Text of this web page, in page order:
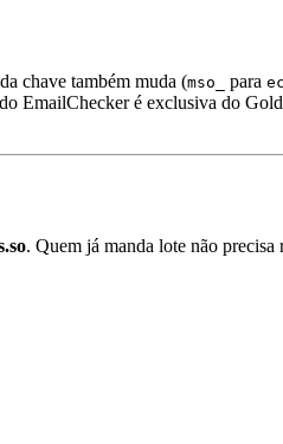
chave também muda (mso_ para
EmailChecker é exclusiva do
. Quem já manda lote não precisa